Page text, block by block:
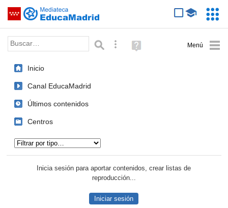
Saltar navegación
Palabra o frase: Búsqueda avanzada
Ayuda
(en
Inicio
Canal EducaMadrid
Últimos contenidos
Centros
Inicia sesión para aportar contenidos, crear listas de
reproducción...
Iniciar sesión